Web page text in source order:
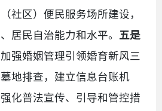
社区）便民服务场所建设，
居民自治能力和水平。 五是
强婚姻管理引领婚育新风三
地排查，建立信息台账机
化普法宣传、引导和管控措